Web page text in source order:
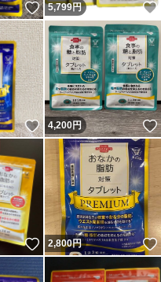
いいね！
5,799円
いいね！
4,200円
いいね！
2,800円